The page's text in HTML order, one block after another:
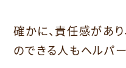
確かに、責任感があ
のできる人もヘルパ